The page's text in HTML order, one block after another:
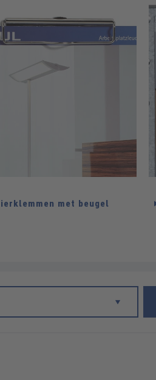
met beugel